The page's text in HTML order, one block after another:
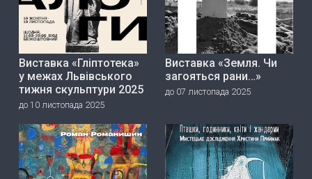
Виставка «Гліптотека»
у межах Львівського
тижня скульптури 2025
до 10 листопада 2025
Виставка «Земля. Чи
загояться рани…»
до 07 листопада 2025